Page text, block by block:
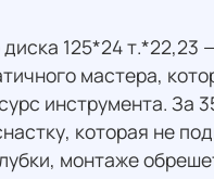
125*24 т.*22,23
мастера,
инструмента. За
которая не
монтаже